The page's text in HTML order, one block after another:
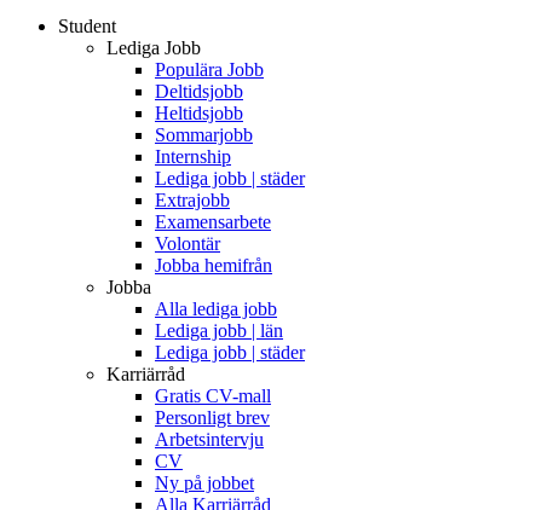
Student
Lediga Jobb
Populära Jobb
Deltidsjobb
Heltidsjobb
Sommarjobb
Internship
Lediga jobb | städer
Extrajobb
Examensarbete
Volontär
Jobba hemifrån
Jobba
Alla lediga jobb
Lediga jobb | län
Lediga jobb | städer
Karriärråd
Gratis CV-mall
Personligt brev
Arbetsintervju
CV
Ny på jobbet
Alla Karriärråd